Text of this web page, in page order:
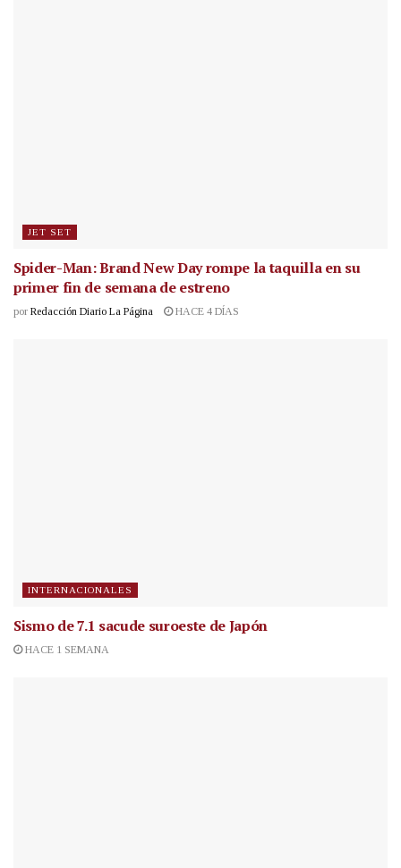
JET SET
Spider-Man: Brand New Day rompe la taquilla en su
primer fin de semana de estreno
por Redacción Diario La Página HACE 4 DÍAS
INTERNACIONALES
Sismo de 7.1 sacude suroeste de Japón
HACE 1 SEMANA